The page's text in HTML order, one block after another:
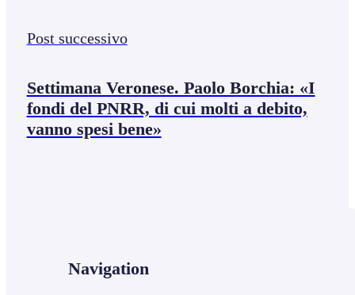
Post successivo
Settimana Veronese. Paolo Borchia: «I
fondi del PNRR, di cui molti a debito,
vanno spesi bene»
Navigation